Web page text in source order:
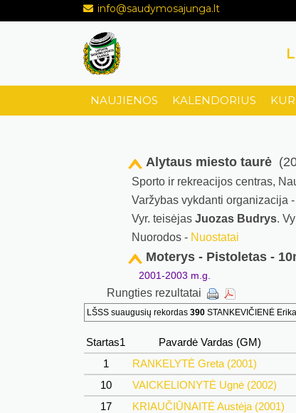
info@saudymosajunga.lt
NAUJIENOS KALENDORIUS
Alytaus miesto taurė
Sporto ir rekreacijos centras,
Varžybas vykdanti organizacija -
Vyr. teisėjas Juozas Budrys.
Nuorodos - Nuostatai
Moterys - Pistoletas -
2001-2003 m.g.
Rungties rezultatai
LŠSS suaugusių rekordas 390 STANKEVIČIENĖ
Startas1 Pavardė Vardas (GM)
1
RANKELYTĖ Greta (2001)
10
VAICKELIONYTĖ Ugnė (2002)
17
KRIAUČIŪNAITĖ Austėja (2001)